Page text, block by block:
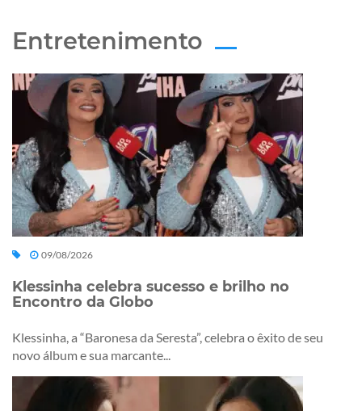
Entretenimento
09/08/2026
Klessinha celebra sucesso e brilho no
Encontro da Globo
Klessinha, a “Baronesa da Seresta”, celebra o êxito de seu
novo álbum e sua marcante...